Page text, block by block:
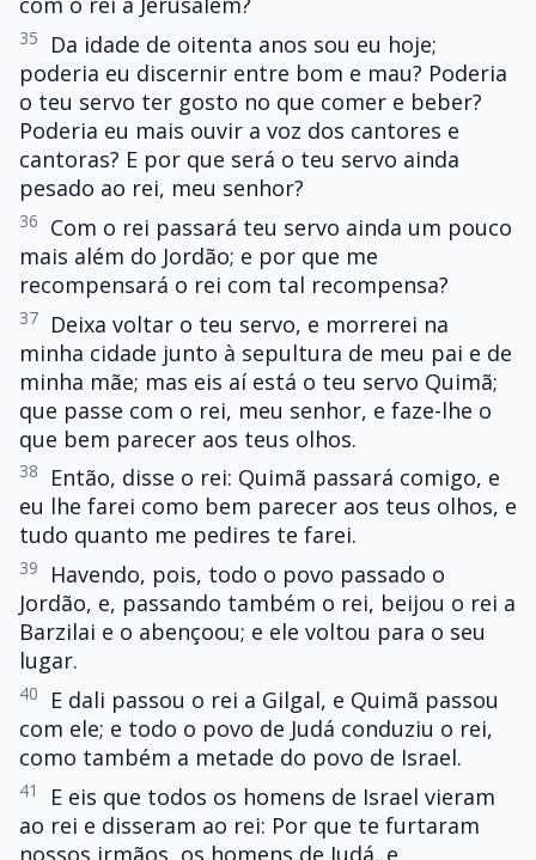
35
Da idade de oitenta anos sou eu hoje;
poderia eu discernir entre bom e mau? Poderia
o teu servo ter gosto no que comer e beber?
Poderia eu mais ouvir a voz dos cantores e
cantoras? E por que será o teu servo ainda
pesado ao rei, meu senhor?
36
Com o rei passará teu servo ainda um pouco
mais além do Jordão; e por que me
recompensará o rei com tal recompensa?
37
Deixa voltar o teu servo, e morrerei na
minha cidade junto à sepultura de meu pai e de
minha mãe; mas eis aí está o teu servo Quimã;
que passe com o rei, meu senhor, e faze-lhe o
que bem parecer aos teus olhos.
38
Então, disse o rei: Quimã passará comigo, e
eu lhe farei como bem parecer aos teus olhos, e
tudo quanto me pedires te farei.
39
Havendo, pois, todo o povo passado o
Jordão, e, passando também o rei, beijou o rei a
Barzilai e o abençoou; e ele voltou para o seu
lugar.
40
E dali passou o rei a Gilgal, e Quimã passou
com ele; e todo o povo de Judá conduziu o rei,
como também a metade do povo de Israel.
41
E eis que todos os homens de Israel vieram
ao rei e disseram ao rei: Por que te furtaram
nossos irmãos, os homens de Judá, e